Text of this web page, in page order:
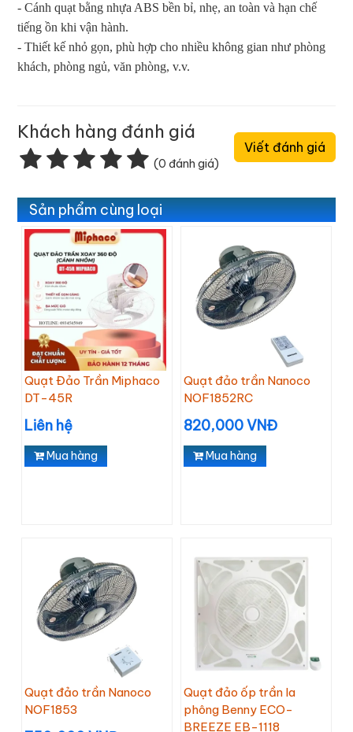
- Cánh quạt bằng nhựa ABS bền bỉ, nhẹ, an toàn và hạn chế
tiếng ồn khi vận hành.
- Thiết kế nhỏ gọn, phù hợp cho nhiều không gian như phòng
khách, phòng ngủ, văn phòng, v.v.
Khách hàng đánh giá
(0 đánh giá)
Viết đánh giá
Sản phẩm cùng loại
Quạt Đảo Trần Miphaco
DT-45R
Liên hệ
Mua hàng
Quạt đảo trần Nanoco
NOF1852RC
820,000 VNĐ
Mua hàng
Quạt đảo trần Nanoco
NOF1853
Quạt đảo ốp trần la
phông Benny ECO-
BREEZE EB-1118